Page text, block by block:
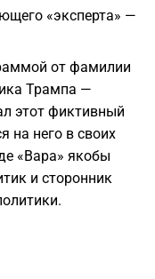
«эксперта» —
от фамилии
Трампа —
этот фиктивный
на него в своих
«Вара» якобы
и сторонник